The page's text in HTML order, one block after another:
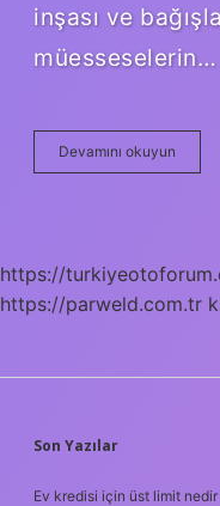
inşası ve
müesseselerin…
Devamını okuyun
A
Mi
https://
https://parweld.com.tr
SIDEBAR
Son Yazılar
Ev kredisi için üst limit nedir